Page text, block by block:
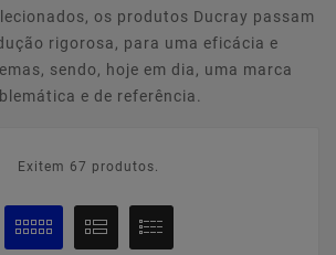
os produtos Ducray passam
rigorosa, para uma eficácia e
sendo, hoje em dia, uma marca
e de referência.
Exitem 67 produtos.